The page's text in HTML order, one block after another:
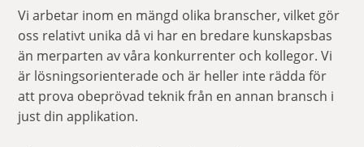
Vi arbetar inom en mängd olika branscher, vilket gör
oss relativt unika då vi har en bredare kunskapsbas
än merparten av våra konkurrenter och kollegor. Vi
är lösningsorienterade och är heller inte rädda för
att prova obeprövad teknik från en annan bransch i
just din applikation.